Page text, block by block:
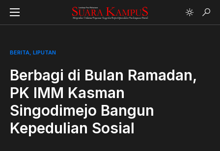
BERITA LIPUTAN
Berbagi di Bulan Ramadan,
PK IMM Kasman
Singodimejo Bangun
Kepedulian Sosial